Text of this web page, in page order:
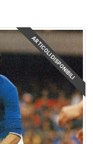
ARTICOLI DISPONIBILI